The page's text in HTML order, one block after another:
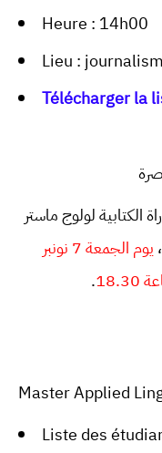
Heure : 14h00
Lieu :
Télécharger la
الكتابية لولوج ماستر
يوم الجمعة 7 نونبر
.
Master Applied
Liste des